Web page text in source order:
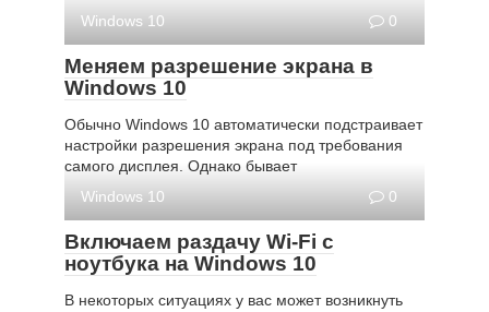
Windows 10
0
Меняем разрешение экрана в
Windows 10
Обычно Windows 10 автоматически подстраивает
настройки разрешения экрана под требования
самого дисплея. Однако бывает
Windows 10
0
Включаем раздачу Wi-Fi с
ноутбука на Windows 10
В некоторых ситуациях у вас может возникнуть